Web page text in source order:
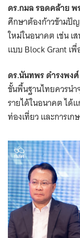
ดร.กมล รอดคล้าย พ
ศึกษาต้องก้าวข้ามปั
ใหม่ในอนาคต เช่น เ
แบบ Block Grant เ
ดร.นันทพร ดำรงพ
ขั้นพื้นฐานไทยควรน
รายได้ในอนาคต ได้
ท่องเที่ยว และการเก